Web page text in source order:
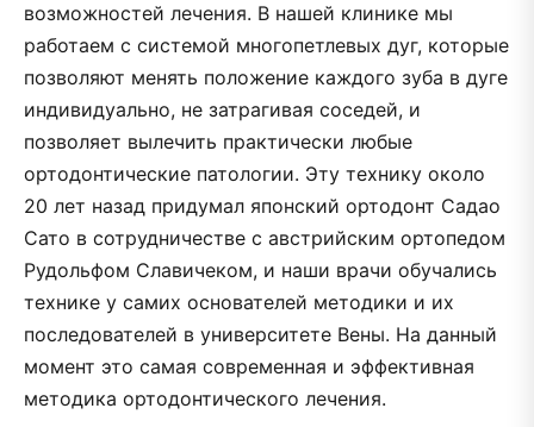
возможностей лечения. В нашей клинике мы
работаем с системой многопетлевых дуг, которые
позволяют менять положение каждого зуба в дуге
индивидуально, не затрагивая соседей, и
позволяет вылечить практически любые
ортодонтические патологии. Эту технику около
20 лет назад придумал японский ортодонт Садао
Сато в сотрудничестве с австрийским ортопедом
Рудольфом Славичеком, и наши врачи обучались
технике у самих основателей методики и их
последователей в университете Вены. На данный
момент это самая современная и эффективная
методика ортодонтического лечения.